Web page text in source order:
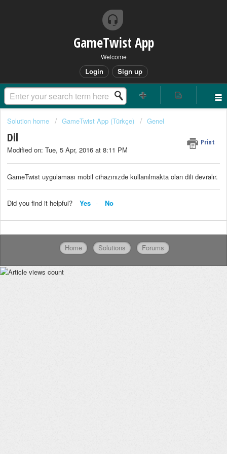
GameTwist App
Welcome
Login Sign up
Solution home GameTwist App (Türkçe) Genel
Dil Print
Modified on: Tue, 5 Apr, 2016 at 8:11 PM
GameTwist uygulaması mobil cihazınızde kullanılmakta olan dili devralır.
Did you find it helpful? Yes No
Home Solutions Forums